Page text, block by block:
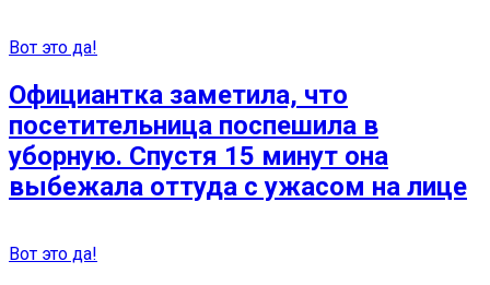
Вот это да!
Официантка заметила, что
посетительница поспешила в
уборную. Спустя 15 минут она
выбежала оттуда с ужaсом на лице
Вот это да!